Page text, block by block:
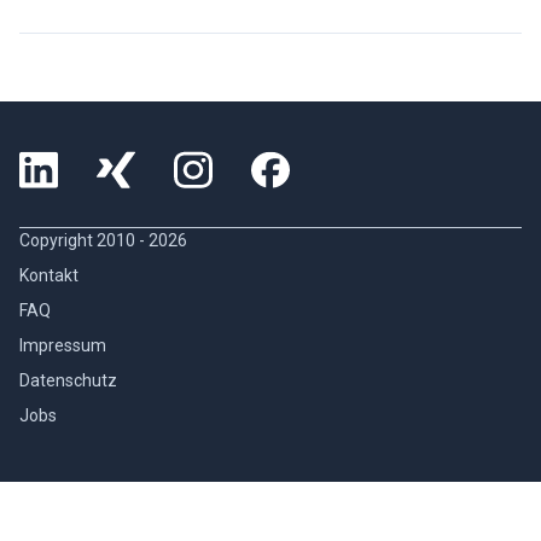
Copyright 2010 - 2026
Kontakt
FAQ
Impressum
Datenschutz
Jobs